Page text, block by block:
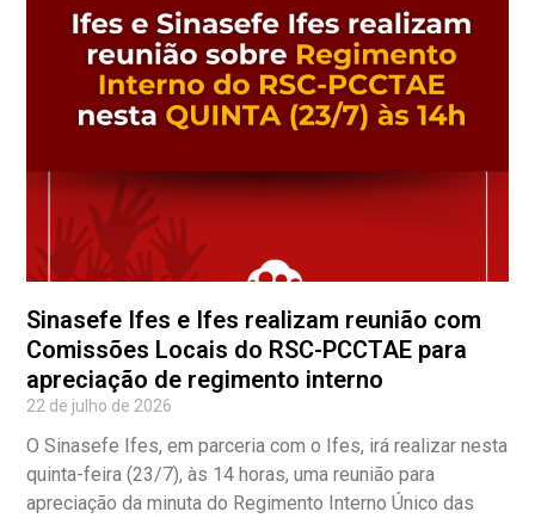
Sinasefe Ifes e Ifes realizam reunião com
Comissões Locais do RSC-PCCTAE para
apreciação de regimento interno
22 de julho de 2026
O Sinasefe Ifes, em parceria com o Ifes, irá realizar nesta
quinta-feira (23/7), às 14 horas, uma reunião para
apreciação da minuta do Regimento Interno Único das